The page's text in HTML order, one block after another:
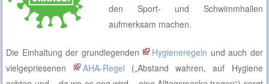
den Sport- und Schwimmhallen
aufmerksam machen.
Die Einhaltung der grundlegenden Hygieneregeln und auch der
vielgepriesenen
AHA-Regel („Abstand wahren, auf Hygiene